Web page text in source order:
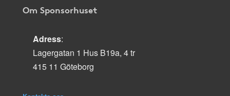
Om Sponsorhuset
Adress:
Lagergatan 1 Hus B19a, 4 tr
415 11 Göteborg